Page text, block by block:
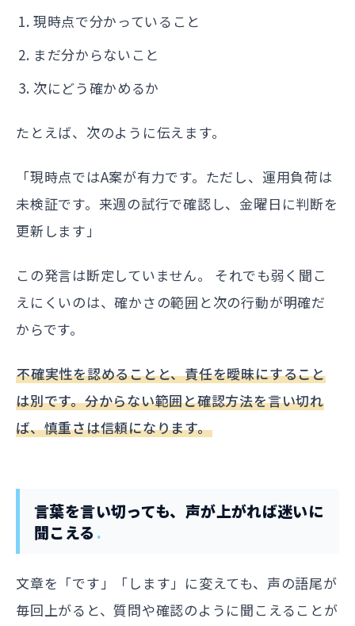
現時点で分かっていること
まだ分からないこと
次にどう確かめるか
たとえば、次のように伝えます。
「現時点ではA案が有力です。ただし、運用負荷は
未検証です。来週の試行で確認し、金曜日に判断を
更新します」
この発言は断定していません。 それでも弱く聞こ
えにくいのは、確かさの範囲と次の行動が明確だ
からです。
不確実性を認めることと、責任を曖昧にすること
は別です。分からない範囲と確認方法を言い切れ
ば、慎重さは信頼になります。
言葉を言い切っても、声が上がれば迷いに
聞こえる
文章を「です」「します」に変えても、声の語尾が
毎回上がると、質問や確認のように聞こえることが